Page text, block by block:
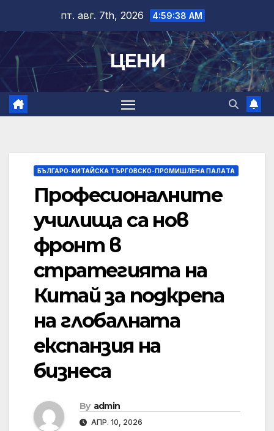
content
пт. авг. 7th, 2026 4:59:39 AM
ЦЕНИ
БЪЛГАРО-КИТАЙСКА ТЪРГОВСКО-ПРОМИШЛЕНА ПАЛAТА
Професионалните
училища са нов
фронт в
стратегията на
Китай за подкрепа
на глобалната
експанзия на
бизнеса
By admin
АПР. 10, 2026